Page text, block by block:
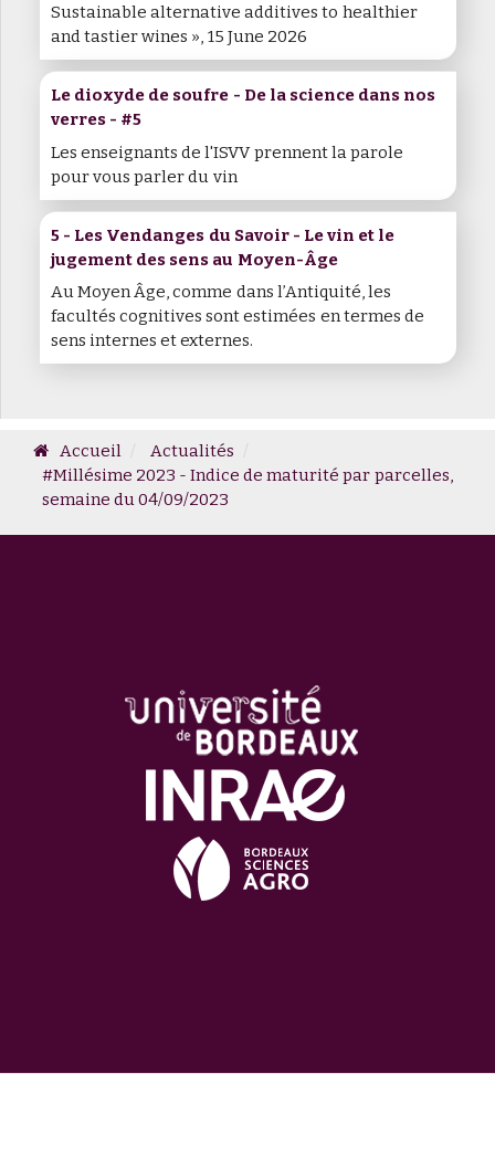
Sustainable alternative additives to healthier
and tastier wines », 15 June 2026
Le dioxyde de soufre - De la science dans nos
verres - #5
Les enseignants de l'ISVV prennent la parole
pour vous parler du vin
5 - Les Vendanges du Savoir - Le vin et le
jugement des sens au Moyen-Âge
Au Moyen Âge, comme dans l’Antiquité, les
facultés cognitives sont estimées en termes de
sens internes et externes.
Accueil
Actualités
#Millésime 2023 - Indice de maturité par parcelles,
semaine du 04/09/2023